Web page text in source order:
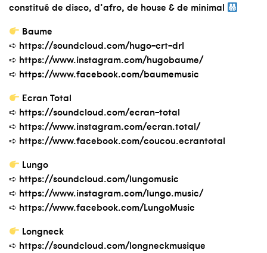
constitué de disco, d’afro, de house & de minimal
Baume
➪ https://soundcloud.com/hugo-crt-drl
➪ https://www.instagram.com/hugobaume/
➪ https://www.facebook.com/baumemusic
Ecran Total
➪ https://soundcloud.com/ecran-total
➪ https://www.instagram.com/ecran.total/
➪ https://www.facebook.com/coucou.ecrantotal
Lungo
➪ https://soundcloud.com/lungomusic
➪ https://www.instagram.com/lungo.music/
➪ https://www.facebook.com/LungoMusic
Longneck
➪ https://soundcloud.com/longneckmusique